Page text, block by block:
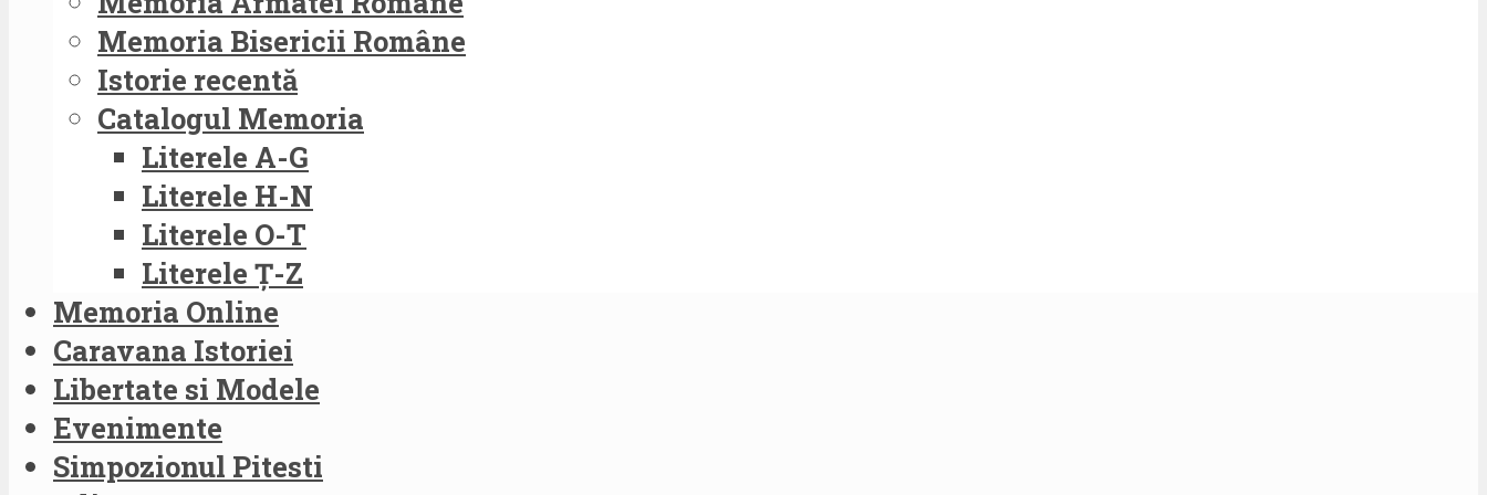
Memoria Bisericii Române
Istorie recentă
Catalogul Memoria
Literele A-G
Literele H-N
Literele O-T
Literele Ț-Z
Memoria Online
Caravana Istoriei
Libertate si Modele
Evenimente
Simpozionul Pitesti